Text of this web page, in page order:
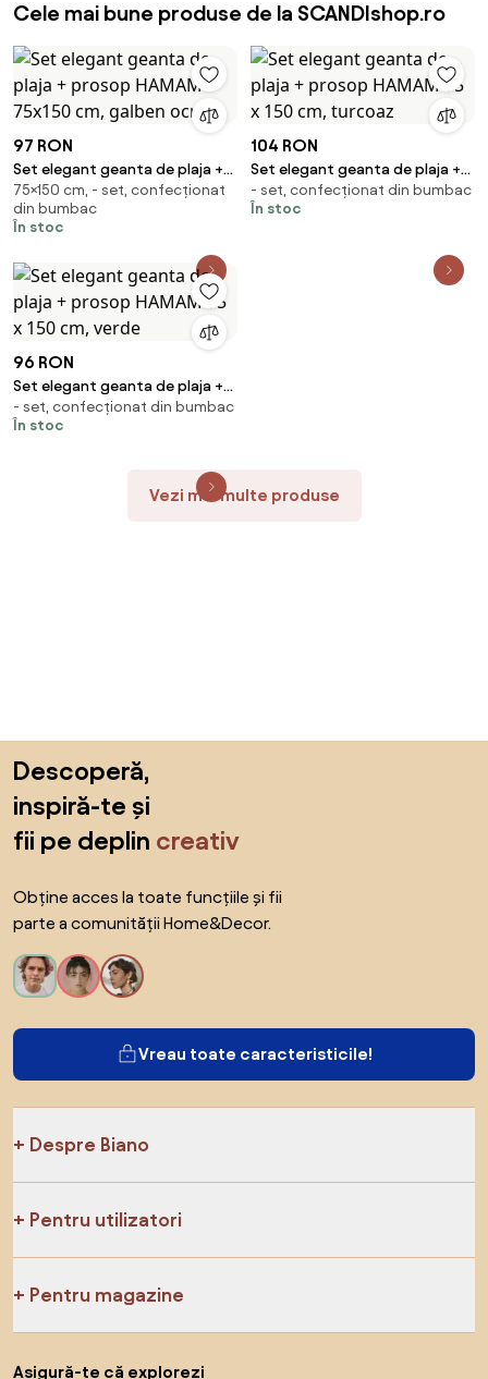
Cele mai bune produse de la SCANDIshop.ro
97 RON
Set elegant geanta de plaja +
prosop HAMAM 75x150 cm,
galben ocru
75×150 cm, - set, confecționat
din bumbac
În stoc
104 RON
Set elegant geanta de plaja +
prosop HAMAM 75 x 150 cm,
turcoaz
- set, confecționat din bumbac
În stoc
96 RON
Set elegant geanta de plaja +
prosop HAMAM 75 x 150 cm,
verde
- set, confecționat din bumbac
În stoc
Vezi mai multe produse
Descoperă,
inspiră-te și
fii pe deplin creativ
Obține acces la toate funcțiile și fii
parte a comunității Home&Decor.
Vreau toate caracteristicile!
Despre Biano
Pentru utilizatori
Pentru magazine
Asigură-te că explorezi